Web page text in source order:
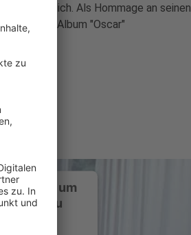
ausführlich. Als Hommage an seinen
auf dem Album "Oscar"
um
zu